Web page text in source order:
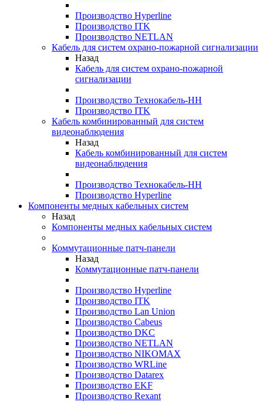
Производство Hyperline
Производство ITK
Производство NETLAN
Кабель для систем охрано-пожарной сигнализации
Назад
Кабель для систем охрано-пожарной
сигнализации
Производство Технокабель-НН
Производство ITK
Кабель комбинированный для систем
видеонаблюдения
Назад
Кабель комбинированный для систем
видеонаблюдения
Производство Технокабель-НН
Производство Hyperline
Компоненты медных кабельных систем
Назад
Компоненты медных кабельных систем
Коммутационные патч-панели
Назад
Коммутационные патч-панели
Производство Hyperline
Производство ITK
Производство Lan Union
Производство Cabeus
Производство DKC
Производство NETLAN
Производство NIKOMAX
Производство WRLine
Производство Datarex
Производство EKF
Производство Rexant